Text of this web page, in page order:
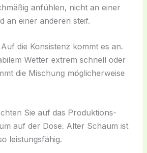
anfühlen, nicht an einer
an einer anderen steif.
die Konsistenz kommt es an.
Wetter extrem schnell oder
die Mischung möglicherweise
Sie auf das Produktions-
auf der Dose. Alter Schaum ist
leistungsfähig.